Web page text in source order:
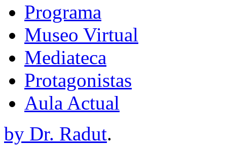
Programa
Museo Virtual
Mediateca
Protagonistas
Aula Actual
by Dr. Radut.